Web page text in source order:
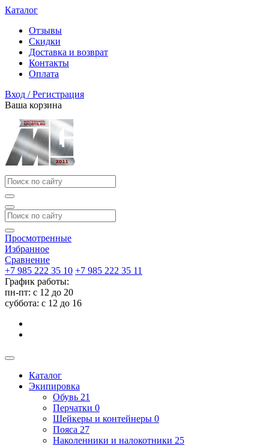
Каталог
Отзывы
Скидки
Доставка и возврат
Контакты
Оплата
Вход / Регистрация
Ваша корзина
Просмотренные
Избранное
Сравнение
+7 985 222 35 10 +7 985 222 35 11
График работы:
пн-пт: с 12 до 20
суббота: c 12 до 16
Каталог
Экипировка
Обувь 21
Перчатки 0
Шейкеры и контейнеры 0
Пояса 27
Наколенники и налокотники 25